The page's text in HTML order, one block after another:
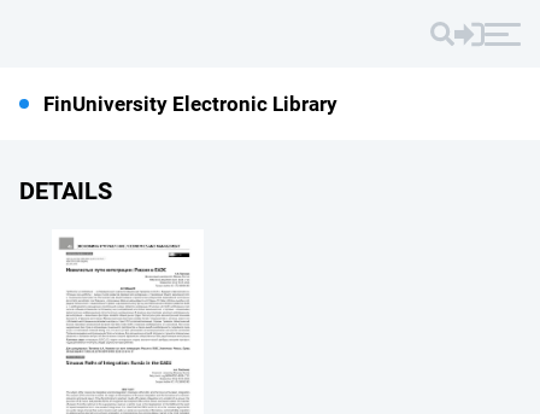
FinUniversity Electronic Library
DETAILS